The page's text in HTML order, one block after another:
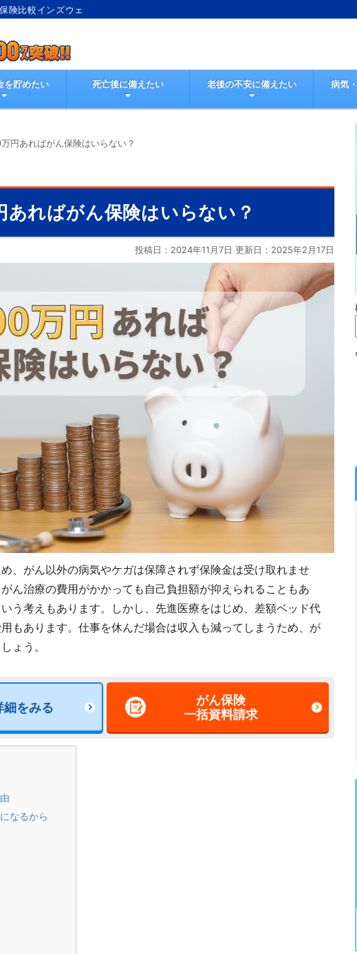
険比較インズウェ
を貯めたい 死亡後に備えたい 老後の不安に備えたい 病気
円あればがん保険はいらない？
ればがん保険はいらない？
投稿日：2024年11月7日 更新日： 2025年2月17日
、がん以外の病気やケガは保障されず保険金は受け取れませ
ん治療の費用がかかっても自己負担額が抑えられることもあ
う考えもあります。しかし、先進医療をはじめ、差額ベッド代
もあります。仕事を休んだ場合は収入も減ってしまうため、が
ょう。
細をみる
がん保険
一括資料請求
なるから